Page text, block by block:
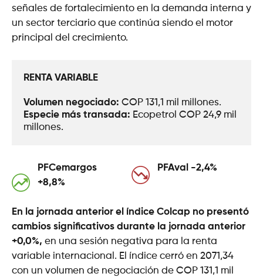
señales de fortalecimiento en la demanda interna y
un sector terciario que continúa siendo el motor
principal del crecimiento.
RENTA VARIABLE
Volumen negociado: COP 131,1 mil millones.
Especie más transada: Ecopetrol COP 24,9 mil
millones.
PFCemargos
+8,8%
PFAval -2,4%
En la jornada anterior el índice Colcap no presentó
cambios significativos durante la jornada anterior
+0,0%, en una sesión negativa para la renta
variable internacional. El índice cerró en 2071,34
con un volumen de negociación de COP 131,1 mil